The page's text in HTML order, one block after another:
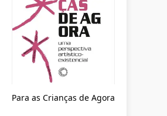
Para as Crianças de Agora